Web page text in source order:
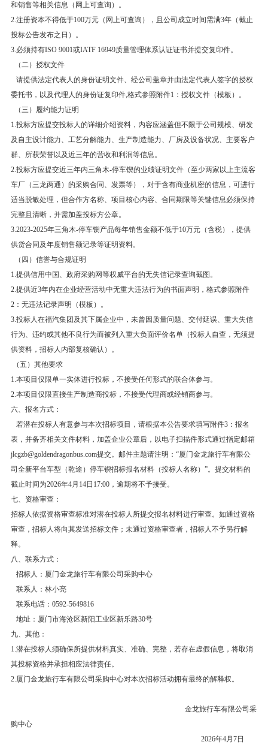
和销售等相关信息（网上可查询）。
2.注册资本不得低于100万元（网上可查询），且公司成立时间需满3年（截止
投标公告发布之日）。
3.必须持有ISO 9001或IATF 16949质量管理体系认证证书并提交复印件。
（二）授权文件
请提供法定代表人的身份证明文件、经公司盖章并由法定代表人签字的授权
委托书，以及代理人的身份证复印件,格式参照附件1：授权文件（模板）。
（三）履约能力证明
1.投标方应提交投标人的详细介绍资料，内容应涵盖但不限于公司规模、研发
及自主设计能力、工艺分解能力、生产制造能力、厂房及设备状况、主要客户
群、所获荣誉以及近三年的营收和利润等信息。
2.投标方应提交近三年内三角木-停车锲的业绩证明文件（至少两家以上主流客
车厂（三龙两通）的采购合同、发票等），对于含有商业机密的信息，可进行
适当脱敏处理，但合作方名称、项目核心内容、合同期限等关键信息必须保持
完整且清晰，并需加盖投标方公章。
3.2023-2025年三角木-停车锲产品每年销售金额不低于10万元（含税），提供
供货合同及年度销售额记录等证明资料。
（四）信誉与合规证明
1.提供信用中国、政府采购网等权威平台的无失信记录查询截图。
2.提供近3年内在企业经营活动中无重大违法行为的书面声明，格式参照附件
2：无违法记录声明（模板）。
3.投标人在福汽集团及其下属企业中，未曾因质量问题、交付延误、重大失信
行为、违约或其他不良行为而被列入重大负面评价名单（投标人自查，无须提
供资料，招标人内部复核确认）。
（五）其他要求
1.本项目仅限单一实体进行投标，不接受任何形式的联合体参与。
2.本项目仅限直接生产制造商投标，不接受代理商或经销商参与。
六、报名方式：
若潜在投标人有意参与本次招标项目，请根据本公告要求填写附件3：报名
表，并备齐相关文件材料，加盖企业公章后，以电子扫描件形式通过指定邮箱
jlcgzb@goldendragonbus.com提交。邮件主题请注明：“厦门金龙旅行车有限公
司全新平台车型（乾途）停车锲招标报名材料（投标人名称）”。提交材料的
截止时间为2026年4月14日17:00，逾期将不予接受。
七、资格审查：
招标人依据资格审查标准对潜在投标人所提交报名材料进行审查。如通过资格
审查，招标人将向其发送招标文件；未通过资格审查者，招标人不予另行解
释。
八、联系方式：
招标人：厦门金龙旅行车有限公司采购中心
联系人：林小亮
联系电话：0592-5649816
地址：厦门市海沧区新阳工业区新乐路30号
九、其他：
1.潜在投标人须确保所提供材料真实、准确、完整，若存在虚假信息，将取消
其投标资格并承担相应法律责任。
2.厦门金龙旅行车有限公司采购中心对本次招标活动拥有最终的解释权。
金龙旅行车有限公司采
购中心
2026年4月7日